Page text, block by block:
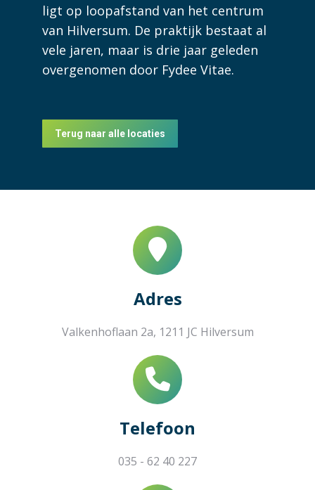
ligt op loopafstand van het centrum
van Hilversum. De praktijk bestaat al
vele jaren, maar is drie jaar geleden
overgenomen door Fydee Vitae.
Terug naar alle locaties
Adres
Valkenhoflaan 2a, 1211 JC Hilversum
Telefoon
035 - 62 40 227